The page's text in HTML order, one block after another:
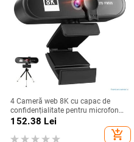
4 Cameră web 8K cu capac de
confidențialitate pentru microfon
pentru Apeluri video Conferințe
152.38 Lei
add_shopping_cart